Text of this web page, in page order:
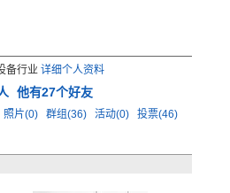
备行业 详细个人资料
他有27个好友
照片(0) 群组(36) 活动(0)
投票(46)